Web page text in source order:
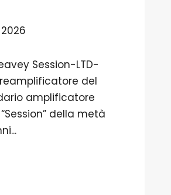
Session-LTD-
del
amplificatore
della metà